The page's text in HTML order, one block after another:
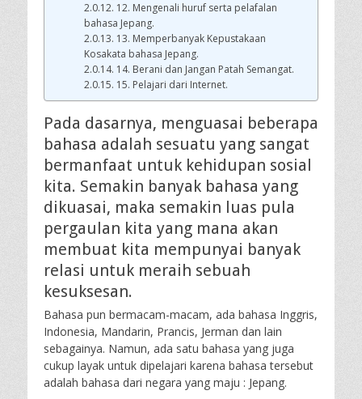
12. Mengenali huruf serta pelafalan
bahasa Jepang.
13. Memperbanyak Kepustakaan
Kosakata bahasa Jepang.
14. Berani dan Jangan Patah Semangat.
15. Pelajari dari Internet.
Pada dasarnya, menguasai beberapa
bahasa adalah sesuatu yang sangat
bermanfaat untuk kehidupan sosial
kita. Semakin banyak bahasa yang
dikuasai, maka semakin luas pula
pergaulan kita yang mana akan
membuat kita mempunyai banyak
relasi untuk meraih sebuah
kesuksesan.
Bahasa pun bermacam-macam, ada bahasa Inggris,
Indonesia, Mandarin, Prancis, Jerman dan lain
sebagainya. Namun, ada satu bahasa yang juga
cukup layak untuk dipelajari karena bahasa tersebut
adalah bahasa dari negara yang maju : Jepang.